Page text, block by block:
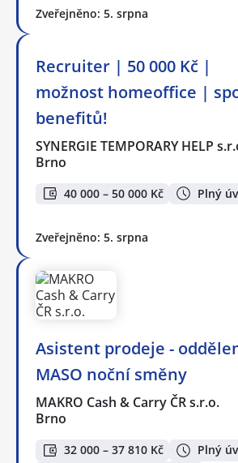
Zveřejněno: 5. srpna
Recruiter | 50 000 Kč |
možnost homeoffice |
benefitů!
SYNERGIE TEMPORARY HELP
Brno
40 000 – 50 000 Kč Plný
Zveřejněno: 5. srpna
Asistent prodeje -
MASO noční směny
MAKRO Cash & Carry ČR s.r.o.
Brno
32 000 – 37 810 Kč
Plný